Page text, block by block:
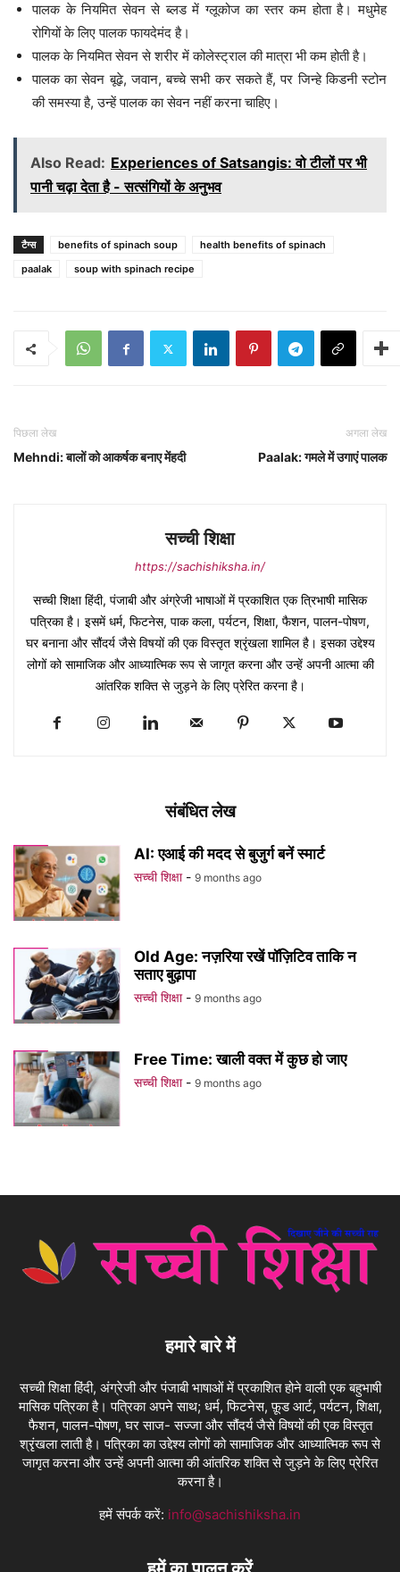
पालक के नियमित सेवन से ब्लड में ग्लूकोज का स्तर कम होता है। मधुमेह
रोगियों के लिए पालक फायदेमंद है।
पालक के नियमित सेवन से शरीर में कोलेस्ट्राल की मात्रा भी कम होती है।
पालक का सेवन बूढ़े, जवान, बच्चे सभी कर सकते हैं, पर जिन्हे किडनी स्टोन
की समस्या है, उन्हें पालक का सेवन नहीं करना चाहिए।
Also Read: Experiences of Satsangis: वो टीलों पर भी
पानी चढ़ा देता है - सत्संगियों के अनुभव
टैग्स benefits of spinach soup
health benefits of spinach
paalak
soup with spinach recipe
पिछला लेख
Mehndi: बालों को आकर्षक बनाए मेंहदी
अगला लेख
Paalak: गमले में उगाएं पालक
सच्ची शिक्षा
https://sachishiksha.in/
सच्ची शिक्षा हिंदी, पंजाबी और अंग्रेजी भाषाओं में प्रकाशित एक त्रिभाषी मासिक
पत्रिका है। इसमें धर्म, फिटनेस, पाक कला, पर्यटन, शिक्षा, फैशन, पालन-पोषण,
घर बनाना और सौंदर्य जैसे विषयों की एक विस्तृत श्रृंखला शामिल है। इसका उद्देश्य
लोगों को सामाजिक और आध्यात्मिक रूप से जागृत करना और उन्हें अपनी आत्मा की
आंतरिक शक्ति से जुड़ने के लिए प्रेरित करना है।
संबंधित लेख
AI: एआई की मदद से बुजुर्ग बनें स्मार्ट
सच्ची शिक्षा - 9 months ago
Old Age: नज़रिया रखें पॉज़िटिव ताकि न
सताए बुढ़ापा
सच्ची शिक्षा - 9 months ago
Free Time: खाली वक्त में कुछ हो जाए
सच्ची शिक्षा - 9 months ago
हमारे बारे में
सच्ची शिक्षा हिंदी, अंग्रेजी और पंजाबी भाषाओं में प्रकाशित होने वाली एक बहुभाषी
मासिक पत्रिका है। पत्रिका अपने साथ; धर्म, फिटनेस, फ़ूड आर्ट, पर्यटन, शिक्षा,
फैशन, पालन-पोषण, घर साज- सज्जा और सौंदर्य जैसे विषयों की एक विस्तृत
श्रृंखला लाती है। पत्रिका का उद्देश्य लोगों को सामाजिक और आध्यात्मिक रूप से
जागृत करना और उन्हें अपनी आत्मा की आंतरिक शक्ति से जुड़ने के लिए प्रेरित
करना है।
हमें संपर्क करें: info@sachishiksha.in